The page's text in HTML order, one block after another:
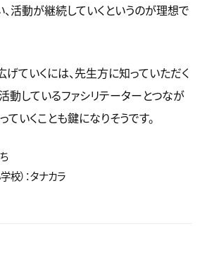
活動が継続していくというのが理想で
ていくには、先生方に知っていただく
動しているファシリテーターとつなが
ていくことも鍵になりそうです。
校）：タナカラ